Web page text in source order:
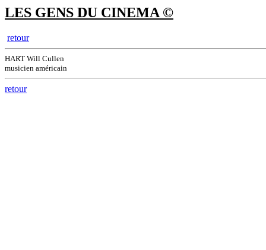
LES GENS DU CINEMA ©
retour
HART Will Cullen
musicien américain
retour